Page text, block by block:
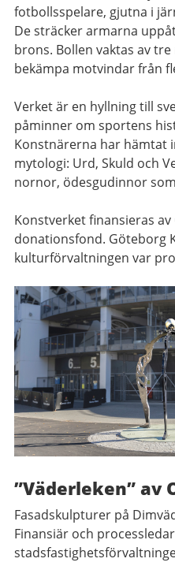
fotbollsspelare, gjutna i
De sträcker armarna
brons. Bollen vaktas av
bekämpa motvindar från
Verket är en hyllning till
påminner om sportens
Konstnärerna har hämtat
mytologi: Urd, Skuld och
nornor, ödesgudinnor
Konstverket finansieras av
donationsfond. Göteborg
kulturförvaltningen var
”Väderleken” av
Fasadskulpturer på
Finansiär och